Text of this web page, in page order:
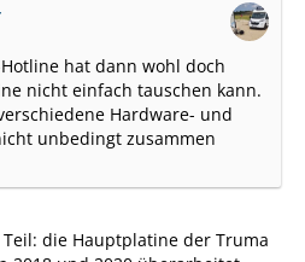
hat dann wohl doch
nicht einfach tauschen kann.
Hardware- und
unbedingt zusammen
die Hauptplatine der Truma